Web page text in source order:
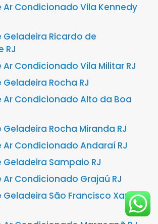
Ar Condicionado Vila Kennedy
Geladeira Ricardo de
RJ
Condicionado Vila Militar RJ
Rocha RJ
Ar Condicionado Alto da Boa
Rocha Miranda RJ
Ar Condicionado Andaraí RJ
Sampaio RJ
Condicionado Grajaú RJ
São Francisco Xavier